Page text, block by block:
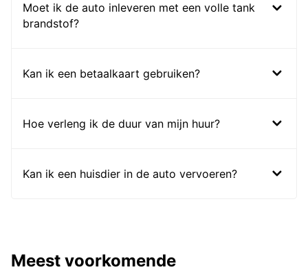
Moet ik de auto inleveren met een volle tank
brandstof?
Kan ik een betaalkaart gebruiken?
Hoe verleng ik de duur van mijn huur?
Kan ik een huisdier in de auto vervoeren?
Meest voorkomende